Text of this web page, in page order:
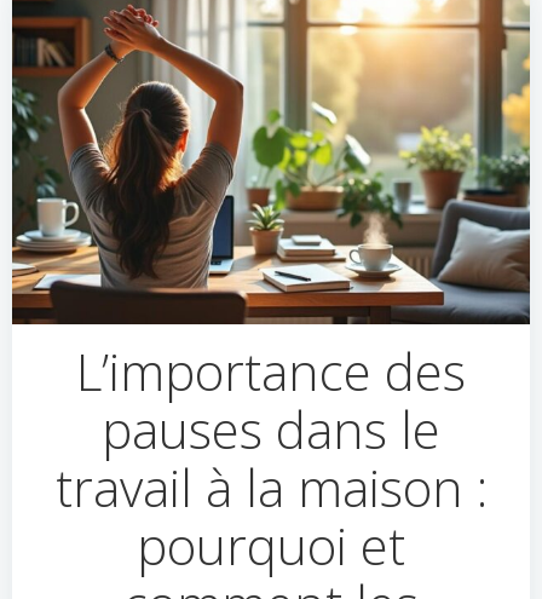
L’importance des
pauses dans le
travail à la maison :
pourquoi et